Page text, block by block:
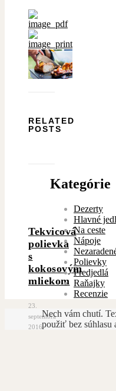
RELATED
POSTS
Tekvicová
polievka
s
kokosovým
mliekom
23.
septembra
2016
Kategórie
Dezerty
Hlavné
Na ceste
Nápoje
Polievky
Predjedlá
Raňajky
Recenzie
Nech vám chutí.
použiť bez súhlasu